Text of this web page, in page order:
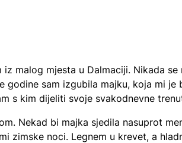
malog mjesta u Dalmaciji. Nikada se
godine sam izgubila majku, koja mi je
s kim dijeliti svoje svakodnevne
Nekad bi majka sjedila nasuprot
zimske noci. Legnem u krevet, a